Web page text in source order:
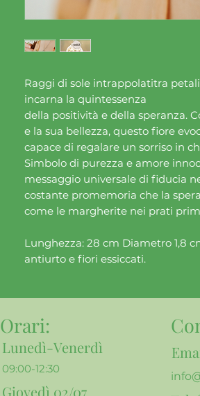
Raggi di sole intrappolatitra
incarna la quintessenza
della positività e della speranza.
e la sua bellezza, questo fiore
capace di regalare un sorriso in
Simbolo di purezza e amore
messaggio universale di fiducia
costante promemoria che la
come le margherite nei prati
Lunghezza: 28 cm Diametro 1,8
antiurto e fiori essiccati.
Orari:
Lunedì-Venerdì
09:00-12:30
Giovedì 02/07